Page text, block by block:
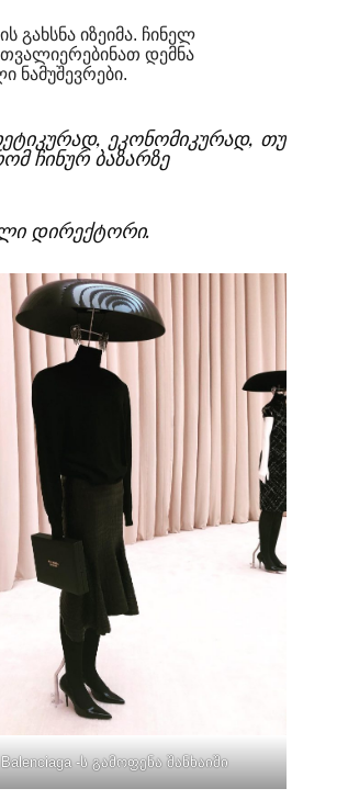
გახსნა იზეიმა. ჩინელ
დემნა
ნამუშევრები.
ეკონომიკურად, თუ
ჩინურ ბაზარზე
დირექტორი.
Balenciaga -ს გამოფენა შანხაიში